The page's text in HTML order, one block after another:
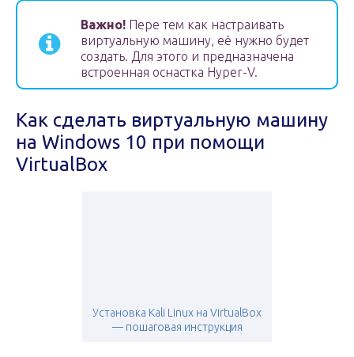
Важно! Пере тем как настраивать
виртуальную машину, её нужно будет
создать. Для этого и предназначена
встроенная оснастка Hyper-V.
Как сделать виртуальную машину
на Windows 10 при помощи
VirtualBox
Установка Kali Linux на VirtualBox
— пошаговая инструкция